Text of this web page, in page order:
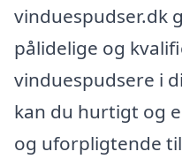
vinduespudser.dk
pålidelige og
vinduespudsere i
kan du hurtigt og
og uforpligtende